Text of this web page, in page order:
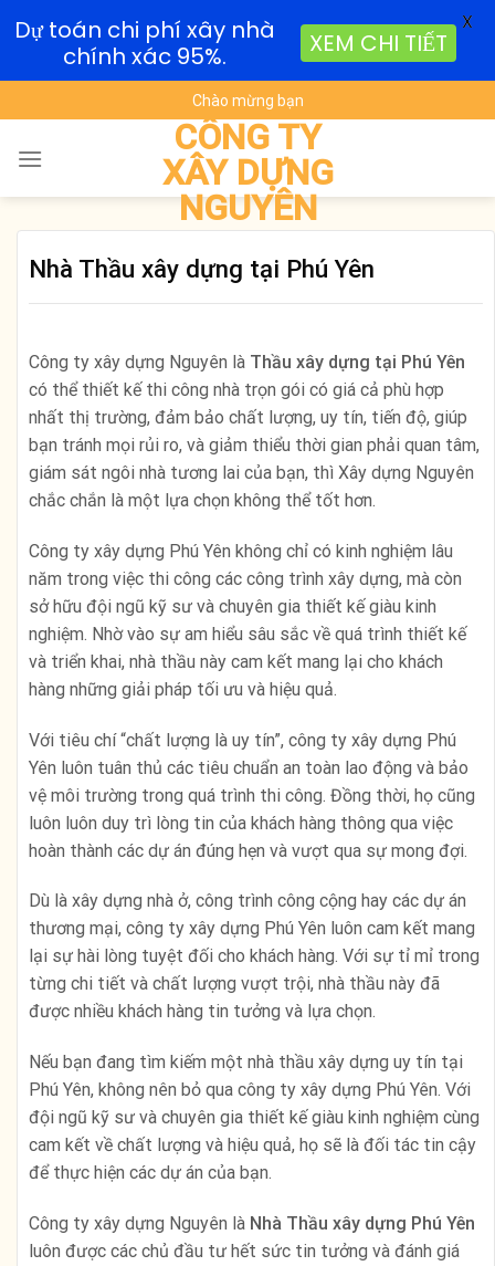
to
content
Chào mừng bạn
CÔNG TY
XÂY DỰNG
NGUYÊN
Nhà Thầu xây dựng tại Phú Yên
Công ty xây dựng Nguyên là Thầu xây dựng tại Phú Yên
có thể thiết kế thi công nhà trọn gói có giá cả phù hợp
nhất thị trường, đảm bảo chất lượng, uy tín, tiến độ, giúp
bạn tránh mọi rủi ro, và giảm thiểu thời gian phải quan tâm,
giám sát ngôi nhà tương lai của bạn, thì Xây dựng Nguyên
chắc chắn là một lựa chọn không thể tốt hơn.
Công ty xây dựng Phú Yên không chỉ có kinh nghiệm lâu
năm trong việc thi công các công trình xây dựng, mà còn
sở hữu đội ngũ kỹ sư và chuyên gia thiết kế giàu kinh
nghiệm. Nhờ vào sự am hiểu sâu sắc về quá trình thiết kế
và triển khai, nhà thầu này cam kết mang lại cho khách
hàng những giải pháp tối ưu và hiệu quả.
Với tiêu chí “chất lượng là uy tín”, công ty xây dựng Phú
Yên luôn tuân thủ các tiêu chuẩn an toàn lao động và bảo
vệ môi trường trong quá trình thi công. Đồng thời, họ cũng
luôn luôn duy trì lòng tin của khách hàng thông qua việc
hoàn thành các dự án đúng hẹn và vượt qua sự mong đợi.
Dù là xây dựng nhà ở, công trình công cộng hay các dự án
thương mại, công ty xây dựng Phú Yên luôn cam kết mang
lại sự hài lòng tuyệt đối cho khách hàng. Với sự tỉ mỉ trong
từng chi tiết và chất lượng vượt trội, nhà thầu này đã
được nhiều khách hàng tin tưởng và lựa chọn.
Nếu bạn đang tìm kiếm một nhà thầu xây dựng uy tín tại
Phú Yên, không nên bỏ qua công ty xây dựng Phú Yên. Với
đội ngũ kỹ sư và chuyên gia thiết kế giàu kinh nghiệm cùng
cam kết về chất lượng và hiệu quả, họ sẽ là đối tác tin cậy
để thực hiện các dự án của bạn.
Công ty xây dựng Nguyên là Nhà Thầu xây dựng Phú Yên
luôn được các chủ đầu tư hết sức tin tưởng và đánh giá
Dự toán chi phí xây nhà
chính xác 95%.
XEM CHI TIẾT
X